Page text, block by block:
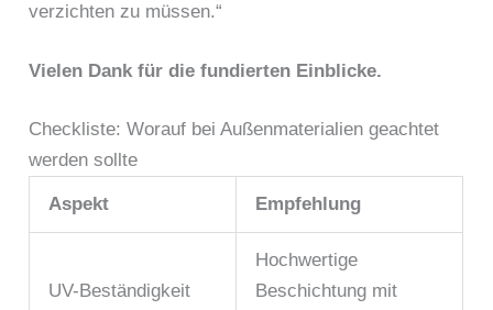
verzichten zu müssen.“
Vielen Dank für die fundierten Einblicke.
Checkliste: Worauf bei Außenmaterialien geachtet
werden sollte
Aspekt Empfehlung
UV-Beständigkeit
Hochwertige
Beschichtung mit